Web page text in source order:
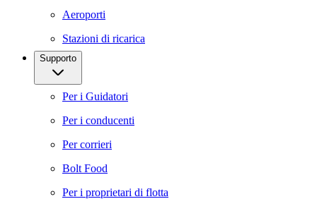
Aeroporti
Stazioni di ricarica
Supporto
Per i Guidatori
Per i conducenti
Per corrieri
Bolt Food
Per i proprietari di flotta